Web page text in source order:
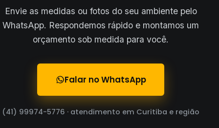
Envie as medidas ou fotos do seu ambiente pelo
WhatsApp. Respondemos rápido e montamos um
orçamento sob medida para você.
Falar no WhatsApp
(41) 99974-5776 · atendimento em Curitiba e região